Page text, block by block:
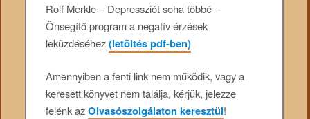
Rolf Merkle – Depressziót ​soha többé –
Önsegítő program a negatív érzések
leküzdéséhez(letöltés pdf-ben)
Amennyiben a fenti link nem működik, vagy a
keresett könyvet nem találja, kérjük, jelezze
felénk azOlvasószolgálaton keresztül!